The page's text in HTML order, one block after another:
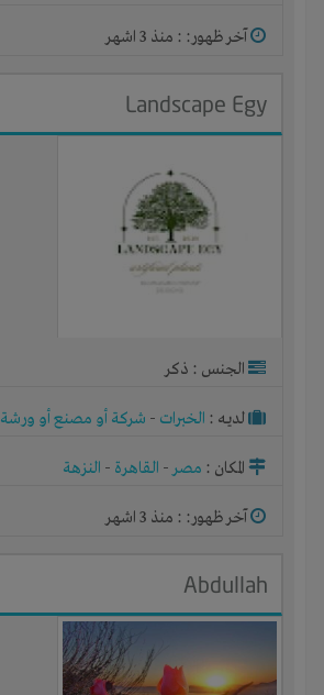
آخر ظهور: : منذ 3 اشهر
Landscape Egy
الجنس : ذكر
لديـه : الخبرات - شركة أو مصنع أو ورشة
المكان : مصر- القاهرة - النزهة
آخر ظهور: : منذ 3 اشهر
Abdullah